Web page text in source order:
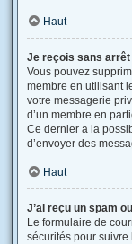
Haut
Je reçois sans
Vous pouvez
membre en utilisant
votre messagerie
d’un membre en
Ce dernier a la
d’envoyer des
Haut
J’ai reçu un spam
Le formulaire de
sécurités pour